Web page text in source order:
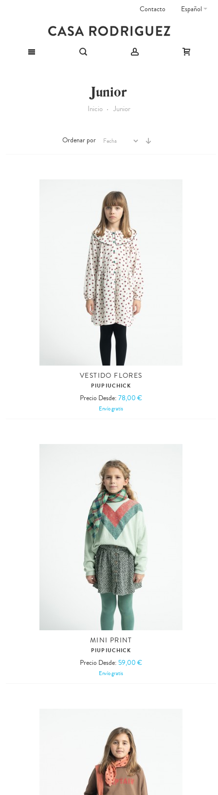
Español
Contacto
Junior
Inicio Junior
Ordenar por
VESTIDO FLORES
PIUPIUCHICK
Precio Desde:78,00 €
Envío gratis
MINI PRINT
PIUPIUCHICK
Precio Desde: 59,00 €
Envío gratis